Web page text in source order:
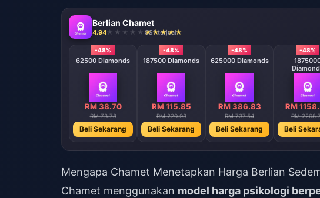
Berlian Chamet
4.94 991 terjual
-48%
62500 Diamonds
RM 38.70
RM 73.78
Beli Sekarang
-48%
187500 Diamonds
RM 115.85
RM 220.93
Beli Sekarang
-48%
625000 Diamonds
RM 386.83
RM 737.54
Beli Sekarang
-48%
RM
RM
Beli
Mengapa Chamet Menetapkan Harga Berlian
Chamet menggunakan model harga psikologi